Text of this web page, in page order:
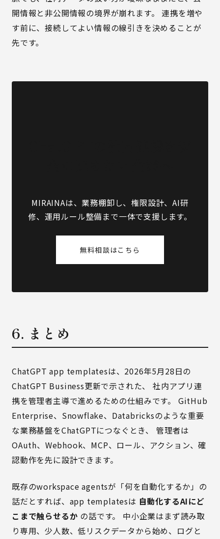
開情報と非公開情報の境界が崩れます。 連携を増や
す前に、接続してよい情報の線引きを決めることが
先です。
MIRAINAは、業務棚卸し、権限設計、AI研
修、運用ルール整備まで一体で支援します。
無料相談はこちら
6. まとめ
ChatGPT app templatesは、2026年5月28日の
ChatGPT Business更新で示された、 社内アプリ連
携を管理者主導で進めるための仕組みです。 GitHub
Enterprise、Snowflake、Databricksのような重要
な業務基盤をChatGPTにつなぐとき、 管理者は
OAuth、Webhook、MCP、ロール、アクション、確
認動作を先に設計できます。
既存のworkspace agentsが「何を自動化するか」の
話だとすれば、app templatesは 自動化するAIにど
こまで触らせるか の話です。 中小企業はまず読み取
り専用、少人数、低リスクデータから始め、ログと